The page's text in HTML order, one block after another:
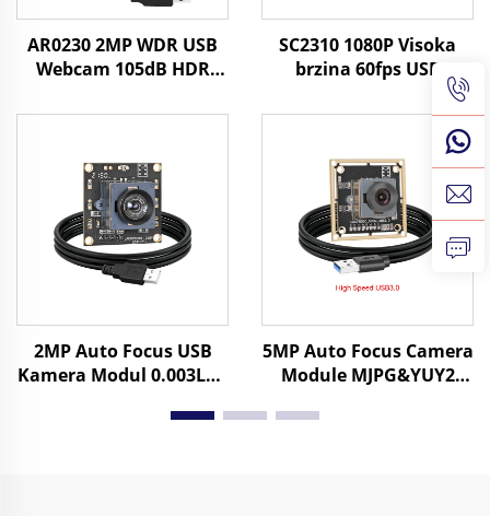
AR0230 2MP WDR USB
Webcam 105dB HDR
Vrlo brza 30fps Vozačka
ove/Vozila
SC2310 1080P Visoka
brzina 60fps USB
Webcam 2MP UVC OTG
Plug Play Mini HD
2MP Auto Focus USB
Kamera Modul 0.003Lux
Dinamički raspon 86dB
5MP Auto Focus Camera
Module MJPG&YUY2
Visok brzina USB3.0